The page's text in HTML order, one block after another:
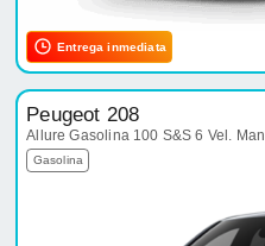
Entrega inmediata
Peugeot 208
Allure Gasolina 100 S&S 6 Vel. Man
Gasolina